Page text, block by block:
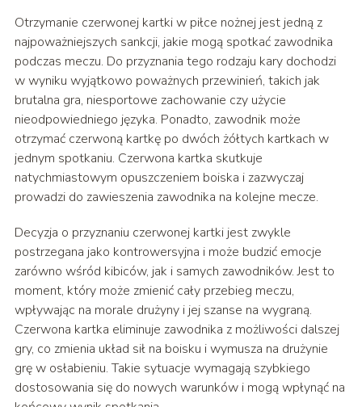
Otrzymanie czerwonej kartki w piłce nożnej jest jedną z
najpoważniejszych sankcji, jakie mogą spotkać zawodnika
podczas meczu. Do przyznania tego rodzaju kary dochodzi
w wyniku wyjątkowo poważnych przewinień, takich jak
brutalna gra, niesportowe zachowanie czy użycie
nieodpowiedniego języka. Ponadto, zawodnik może
otrzymać czerwoną kartkę po dwóch żółtych kartkach w
jednym spotkaniu. Czerwona kartka skutkuje
natychmiastowym opuszczeniem boiska i zazwyczaj
prowadzi do zawieszenia zawodnika na kolejne mecze.
Decyzja o przyznaniu czerwonej kartki jest zwykle
postrzegana jako kontrowersyjna i może budzić emocje
zarówno wśród kibiców, jak i samych zawodników. Jest to
moment, który może zmienić cały przebieg meczu,
wpływając na morale drużyny i jej szanse na wygraną.
Czerwona kartka eliminuje zawodnika z możliwości dalszej
gry, co zmienia układ sił na boisku i wymusza na drużynie
grę w osłabieniu. Takie sytuacje wymagają szybkiego
dostosowania się do nowych warunków i mogą wpłynąć na